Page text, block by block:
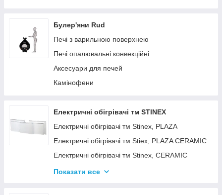
Булер'яни Rud
Печі з варильною поверхнею
Печі опалювальні конвекційні
Аксесуари для печей
Камінофени
Електричні обігрівачі тм STINEX
Електричні обігрівачі тм Stinex, PLAZA
Електричні обігрівачі тм Stiex, PLAZA CERAMIC
Електричні обігрівачі тм Stinex, CERAMIC
Електричні обігрівачі тм Stinex, COMBIE
Показати все